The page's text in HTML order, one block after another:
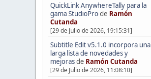
QuickLink AnywhereTally para la
gama StudioProde Ramón
Cutanda
[29 de Julio de 2026, 19:15:31]
Subtitle Edit v5.1.0 incorpora una
larga lista de novedades y
mejorasde Ramón Cutanda
[29 de Julio de 2026, 11:08:10]